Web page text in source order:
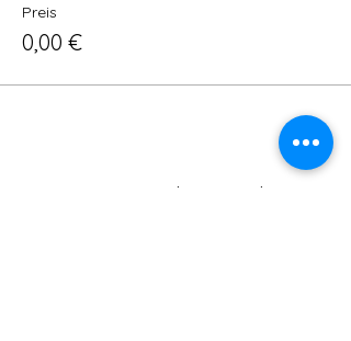
Preis
0,00 €
Diese Veranstaltung teilen